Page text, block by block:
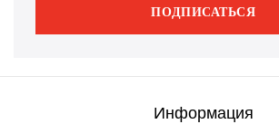
ПОДПИСАТЬСЯ
Информация